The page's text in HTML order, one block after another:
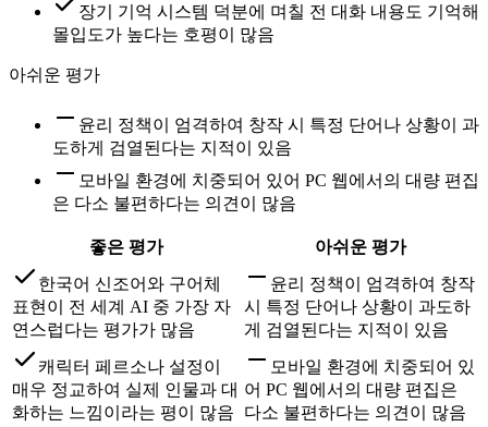
장기 기억 시스템 덕분에 며칠 전 대화 내용도 기억해
몰입도가 높다는 호평이 많음
아쉬운 평가
윤리 정책이 엄격하여 창작 시 특정 단어나 상황이 과
도하게 검열된다는 지적이 있음
모바일 환경에 치중되어 있어 PC 웹에서의 대량 편집
은 다소 불편하다는 의견이 많음
좋은 평가
아쉬운 평가
한국어 신조어와 구어체
표현이 전 세계 AI 중 가장 자
연스럽다는 평가가 많음
윤리 정책이 엄격하여 창작
시 특정 단어나 상황이 과도하
게 검열된다는 지적이 있음
캐릭터 페르소나 설정이
매우 정교하여 실제 인물과 대
화하는 느낌이라는 평이 많음
모바일 환경에 치중되어 있
어 PC 웹에서의 대량 편집은
다소 불편하다는 의견이 많음